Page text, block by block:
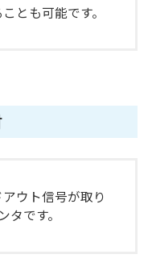
とも可能です。
ウト信号が取り
です。